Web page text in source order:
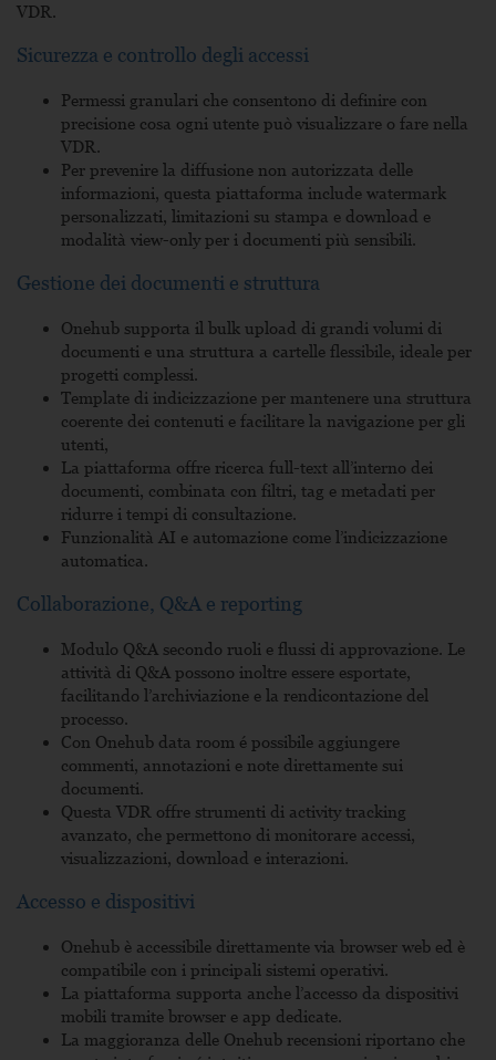
VDR.
Sicurezza e controllo degli accessi
Permessi granulari che consentono di definire con
precisione cosa ogni utente può visualizzare o fare nella
VDR.
Per prevenire la diffusione non autorizzata delle
informazioni, questa piattaforma include watermark
personalizzati, limitazioni su stampa e download e
modalità view-only per i documenti più sensibili.
Gestione dei documenti e struttura
Onehub supporta il bulk upload di grandi volumi di
documenti e una struttura a cartelle flessibile, ideale per
progetti complessi.
Template di indicizzazione per mantenere una struttura
coerente dei contenuti e facilitare la navigazione per gli
utenti,
La piattaforma offre ricerca full-text all’interno dei
documenti, combinata con filtri, tag e metadati per
ridurre i tempi di consultazione.
Funzionalità AI e automazione come l’indicizzazione
automatica.
Collaborazione, Q&A e reporting
Modulo Q&A secondo ruoli e flussi di approvazione. Le
attività di Q&A possono inoltre essere esportate,
facilitando l’archiviazione e la rendicontazione del
processo.
Con Onehub data room é possibile aggiungere
commenti, annotazioni e note direttamente sui
documenti.
Questa VDR offre strumenti di activity tracking
avanzato, che permettono di monitorare accessi,
visualizzazioni, download e interazioni.
Accesso e dispositivi
Onehub è accessibile direttamente via browser web ed è
compatibile con i principali sistemi operativi.
La piattaforma supporta anche l’accesso da dispositivi
mobili tramite browser e app dedicate.
La maggioranza delle Onehub recensioni riportano che